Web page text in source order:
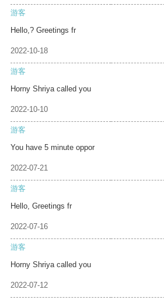
游客
Hello,? Greetings fr
2022-10-18
游客
Horny Shriya called you
2022-10-10
游客
You have 5 minute oppor
2022-07-21
游客
Hello, Greetings fr
2022-07-16
游客
Horny Shriya called you
2022-07-12